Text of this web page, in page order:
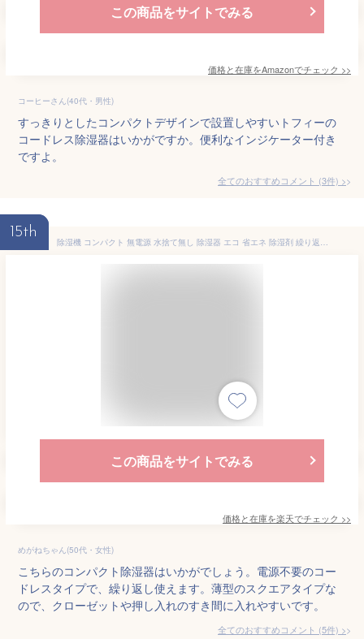
この商品をサイトでみる
価格と在庫をAmazonでチェック >>
コーヒーさん(40代・男性)
すっきりとしたコンパクトデザインで設置しやすいトフィーの
コードレス除湿器はいかがですか。便利なインジケーター付き
ですよ。
全てのおすすめコメント (3件) >
15th
除湿機 コンパクト 無電源 水捨て無し 除湿器 エコ 省エネ 除湿剤 繰り返し使える 買い替え不要 半永久 電源不要 コードレス 押入れ クローゼット 靴箱 タンス 乾燥剤 ミニ 小型 小さい 吊り下げ 静音 静か 湿気 カビ 対策＜基本セット＞【30日間返金保証】【沖縄配送不可】
この商品をサイトでみる
価格と在庫を楽天でチェック >>
めがねちゃん(50代・女性)
こちらのコンパクト除湿器はいかがでしょう。電源不要のコー
ドレスタイプで、繰り返し使えます。薄型のスクエアタイプな
ので、クローゼットや押し入れのすき間に入れやすいです。
全てのおすすめコメント (5件) >